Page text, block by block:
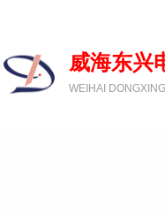
威海东兴
WEIHAI